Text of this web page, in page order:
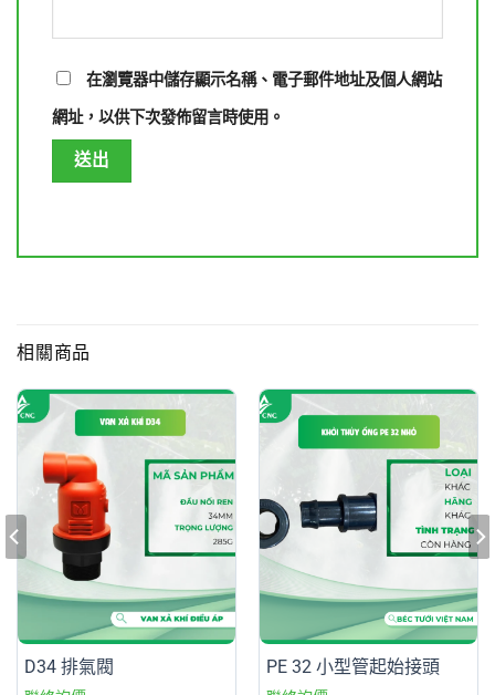
在瀏覽器中儲存顯示名稱、電子郵件地址及個人網站
網址，以供下次發佈留言時使用。
相關商品
D34 排氣閥 PE 32 小型管起始接頭